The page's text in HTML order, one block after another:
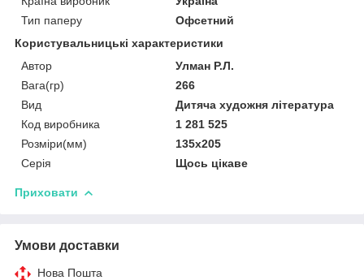
Тип паперу
Офсетний
Користувальницькі характеристики
Автор
Улман Р.Л.
Вага(гр)
266
Вид
Дитяча художня література
Код виробника
1 281 525
Розміри(мм)
135х205
Серія
Щось цікаве
Приховати
Умови доставки
Нова Пошта